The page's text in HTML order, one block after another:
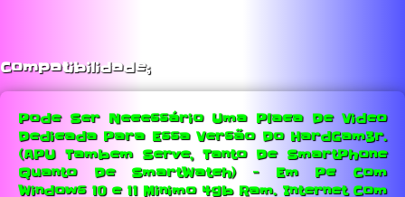
Compatibilidade;
Pode Ser Necessário Uma Placa De Video
Dedicada Para Essa Versão Do HardGam3r.
(APU Tambem Serve, Tanto De SmartPhone
Quanto De SmartWatch) - Em Pc Com
Windows 10 e 11 Minimo 4gb Ram. Internet Com